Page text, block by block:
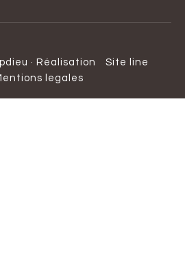
· Réalisation
Site line
legales